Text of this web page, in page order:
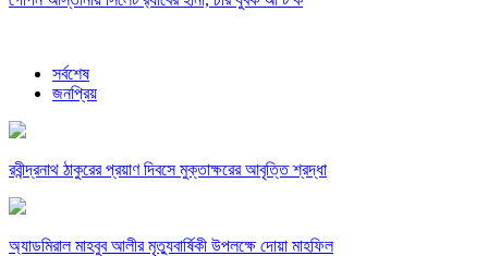
সর্বশেষ
জনপ্রিয়
রবীন্দ্রনাথ ঠাকুরের প্রয়াণ দিবসে মুক্তাক্ষরের আবৃত্তি শ্রদ্ধা
অ্যাডমিরাল মাহবুব আলীর মৃত্যুবার্ষিকী উপলক্ষে দোয়া মাহফিল